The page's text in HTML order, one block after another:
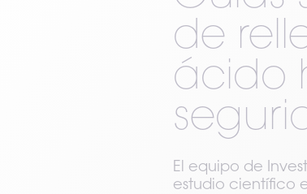
de
ácido
El equipo de
estudio científico